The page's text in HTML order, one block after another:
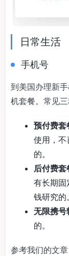
日常生活
手机号
到美国办理新
机套餐。常见
预付费套
使用，不
的。
后付费套
有长期固
钱研究的。
无限携号
的。
参考我们的文章